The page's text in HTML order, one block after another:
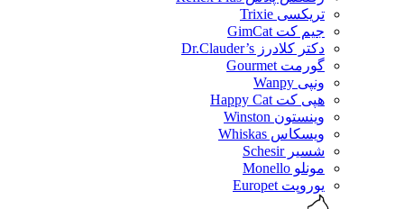
تریکسی Trixie
جیم کت GimCat
دکتر کلادرز Dr.Clauder’s
گورمت Gourmet
ونپی Wanpy
هپی کت Happy Cat
وینستون Winston
ویسکاس Whiskas
شسیر Schesir
مونلو Monello
یوروپت Europet